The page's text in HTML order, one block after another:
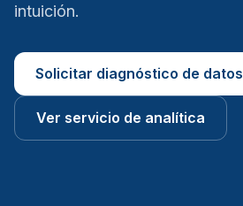
intuición.
Solicitar diagnóstico de datos
Ver servicio de analítica